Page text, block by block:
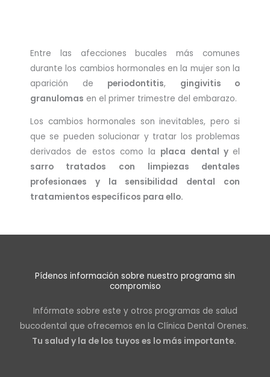
Entre las afecciones bucales más comunes
durante los cambios hormonales en la mujer son la
aparición de periodontitis, gingivitis o
granulomas en el primer trimestre del embarazo.
Los cambios hormonales son inevitables, pero si
que se pueden solucionar y tratar los problemas
derivados de estos como la placa dental y el
sarro tratados con
limpiezas dentales
profesionaes y la sensibilidad dental con
tratamientos específicos para ello.
Pídenos información sobre nuestro programa sin
compromiso
Infórmate sobre este y otros programas de salud
bucodental que ofrecemos en la Clínica Dental Orenes.
Tu salud y la de los tuyos es lo más importante.